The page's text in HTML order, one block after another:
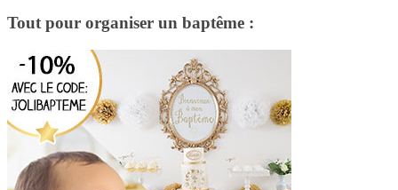
Tout pour organiser un baptême :